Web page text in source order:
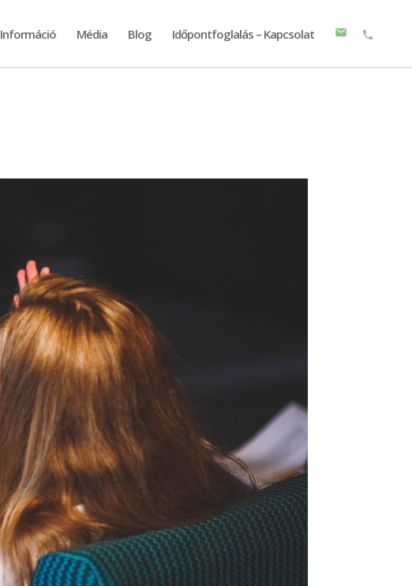
Információ Média Blog Időpontfoglalás – Kapcsolat